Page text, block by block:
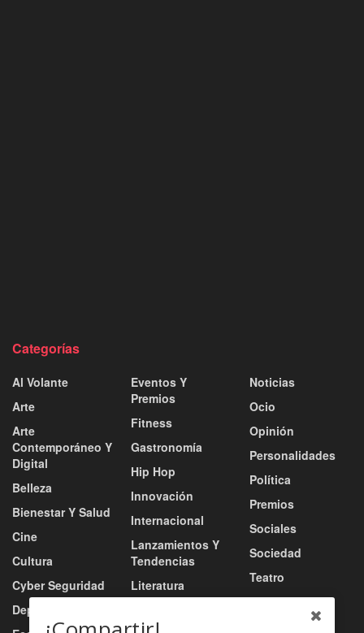
Categorías
Al Volante
Arte
Arte
Contemporáneo Y
Digital
Belleza
Bienestar Y Salud
Cine
Cultura
Cyber Seguridad
Deportes
Eventos Y
Premios
Fitness
Gastronomía
Hip Hop
Innovación
Internacional
Lanzamientos Y
Tendencias
Literatura
Noticias
Ocio
Opinión
Personalidades
Política
Premios
Sociales
Sociedad
Teatro
Tecnología